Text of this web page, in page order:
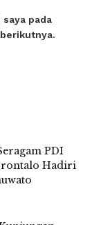
pada
PDI
Hadiri